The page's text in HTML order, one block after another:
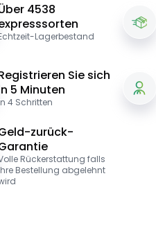
4538
Lagerbestand
Sie sich
5 Minuten
4 Schritten
zurück-
Rückerstattung falls
Bestellung abgelehnt